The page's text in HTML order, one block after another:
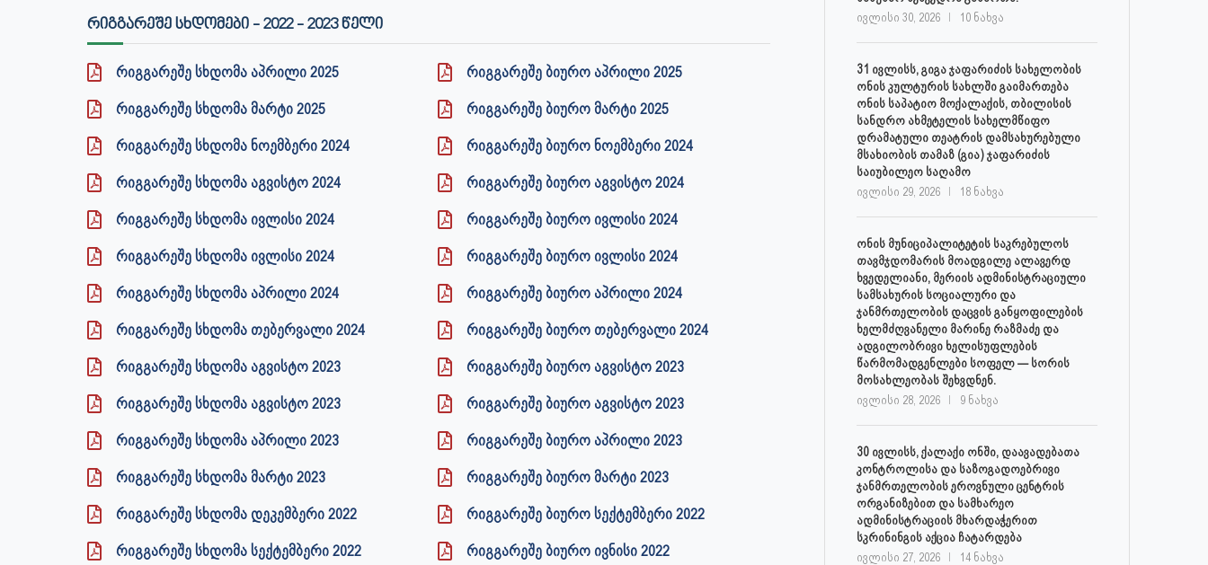
ᲠᲘᲒᲒᲐᲠᲔᲨᲔ ᲡᲮᲓᲝᲛᲔᲑᲘ - 2022 - 2023 ᲬᲔᲚᲘ
რიგგარეშე სხდომა აპრილი 2025
რიგგარეშე სხდომა მარტი 2025
რიგგარეშე სხდომა ნოემბერი 2024
რიგგარეშე სხდომა აგვისტო 2024
რიგგარეშე სხდომა ივლისი 2024
რიგგარეშე სხდომა ივლისი 2024
რიგგარეშე სხდომა აპრილი 2024
რიგგარეშე სხდომა თებერვალი 2024
რიგგარეშე სხდომა აგვისტო 2023
რიგგარეშე სხდომა აგვისტო 2023
რიგგარეშე სხდომა აპრილი 2023
რიგგარეშე სხდომა მარტი 2023
რიგგარეშე სხდომა დეკემბერი 2022
რიგგარეშე სხდომა სექტემბერი 2022
რიგგარეშე ბიურო აპრილი 2025
რიგგარეშე ბიურო მარტი 2025
რიგგარეშე ბიურო ნოემბერი 2024
რიგგარეშე ბიურო აგვისტო 2024
რიგგარეშე ბიურო ივლისი 2024
რიგგარეშე ბიურო ივლისი 2024
რიგგარეშე ბიურო აპრილი 2024
რიგგარეშე ბიურო თებერვალი 2024
რიგგარეშე ბიურო აგვისტო 2023
რიგგარეშე ბიურო აგვისტო 2023
რიგგარეშე ბიურო აპრილი 2023
რიგგარეშე ბიურო მარტი 2023
რიგგარეშე ბიურო სექტემბერი 2022
რიგგარეშე ბიურო ივნისი 2022
ივლისი 30, 2026 10 ნახვა
31 ივლისს, გიგა ჯაფარიძის სახელობის
ონის კულტურის სახლში გაიმართება
ონის საპატიო მოქალაქის, თბილისის
სანდრო ახმეტელის სახელმწიფო
დრამატული თეატრის დამსახურებული
მსახიობის თამაზ (გია) ჯაფარიძის
საიუბილეო საღამო
ივლისი 29, 2026 18 ნახვა
ონის მუნიციპალიტეტის საკრებულოს
თავმჯდომარის მოადგილე ალავერდ
ხვედელიანი, მერიის ადმინისტრაციული
სამსახურის სოციალური და
ჯანმრთელობის დაცვის განყოფილების
ხელმძღვანელი მარინე რაზმაძე და
ადგილობრივი ხელისუფლების
წარმომადგენლები სოფელ — სორის
მოსახლეობას შეხვდნენ.
ივლისი 28, 2026 9 ნახვა
30 ივლისს, ქალაქი ონში, დაავადებათა
კონტროლისა და საზოგადოებრივი
ჯანმრთელობის ეროვნული ცენტრის
ორგანიზებით და სამხარეო
ადმინისტრაციის მხარდაჭერით
სკრინინგის აქცია ჩატარდება
ივლისი 27, 2026 14 ნახვა